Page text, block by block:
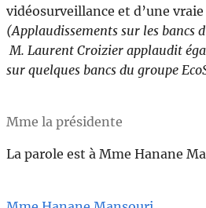
vidéosurveillance et d’une
(Applaudissements sur les bancs
M. Laurent Croizier applaudit
sur quelques bancs du groupe
Mme la présidente
La parole est à Mme Hanane